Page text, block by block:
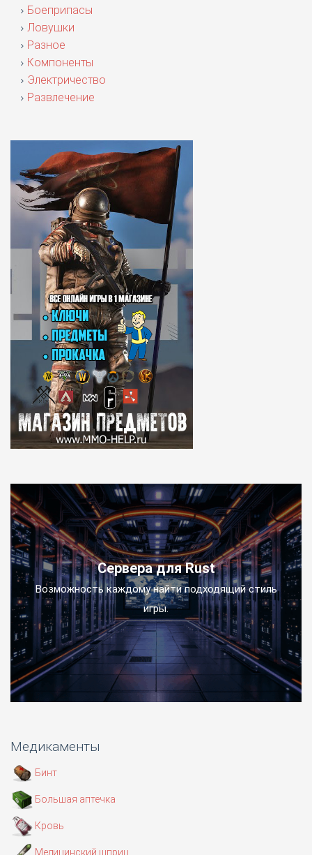
Боеприпасы
Ловушки
Разное
Компоненты
Электричество
Развлечение
Сервера для Rust
Возможность каждому найти подходящий стиль
игры.
Медикаменты
Бинт
Большая аптечка
Кровь
Медицинский шприц